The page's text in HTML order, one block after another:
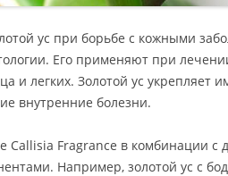
ус при борьбе с кожными
Его применяют при
и легких. Золотой ус укрепляет
внутренние болезни.
Callisia Fragrance в комбинации с
Например, золотой ус с